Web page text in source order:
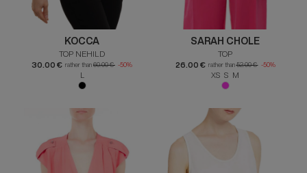
KOCCA
TOP NEHILD
30.00 € rather than 60.00 € -50%
L
SARAH CHOLE
TOP
26.00 € rather than52.00 € -50%
XS S M